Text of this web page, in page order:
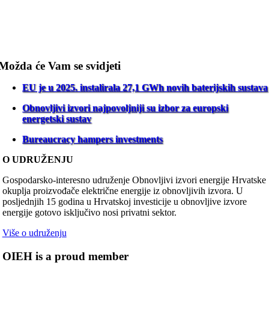
će Vam se svidjeti
EU je u 2025. instalirala 27,1 GWh novih baterijskih sustava
Obnovljivi izvori najpovoljniji su izbor za europski
energetski sustav
Bureaucracy hampers investments
O UDRUŽENJU
Gospodarsko-interesno udruženje Obnovljivi izvori energije Hrvatske
okuplja proizvođače električne energije iz obnovljivih izvora. U
posljednjih 15 godina u Hrvatskoj investicije u obnovljive izvore
energije gotovo isključivo nosi privatni sektor.
Više o udruženju
OIEH is a proud member